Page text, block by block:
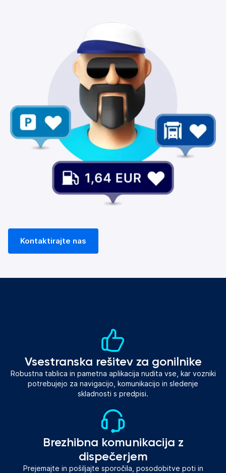
Kontaktirajte nas
Vsestranska rešitev za gonilnike
Robustna tablica in pametna aplikacija nudita vse, kar vozniki
potrebujejo za navigacijo, komunikacijo in sledenje
skladnosti s predpisi.
Brezhibna komunikacija z
dispečerjem
Prejemajte in pošiljajte sporočila, posodobitve poti in